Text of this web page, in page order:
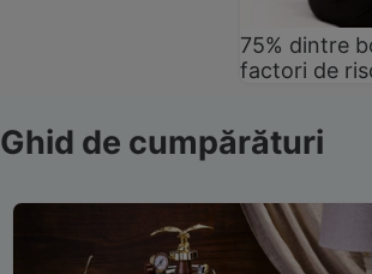
75% dintre
factori de
Ghid de cumpărături